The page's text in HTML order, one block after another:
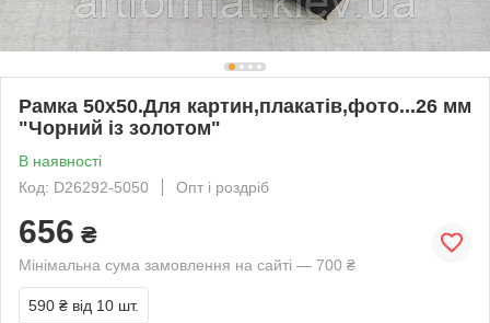
Рамка 50х50.Для картин,плакатів,фото...26 мм
"Чорний із золотом"
В наявності
Код: D26292-5050
Опт і роздріб
656 ₴
Мінімальна сума замовлення на сайті — 700 ₴
590 ₴ від 10 шт.